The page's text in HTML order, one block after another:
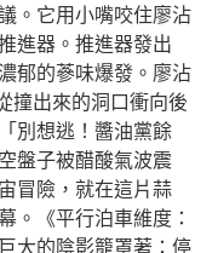
。它用小嘴咬住廖沾
進器。推進器發出
郁的蔘味爆發。廖沾
撞出來的洞口衝向後
別想逃！醬油黨餘
盤子被醋酸氣波震
冒險，就在這片蒜
。《平行泊車維度：
大的陰影籠罩著：停